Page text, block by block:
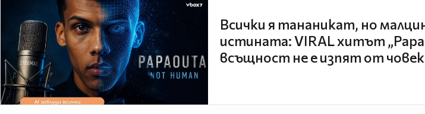
Всички я тананикат, но
истината: VIRAL хитът
всъщност не е изпят от